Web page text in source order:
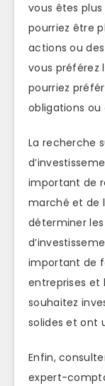
vous êtes plus
pourriez être
actions ou
vous préférez
pourriez
obligations
La recherche
important de
marché et de
déterminer
important de
entreprises et
souhaitez
solides et ont
Enfin,
expert-